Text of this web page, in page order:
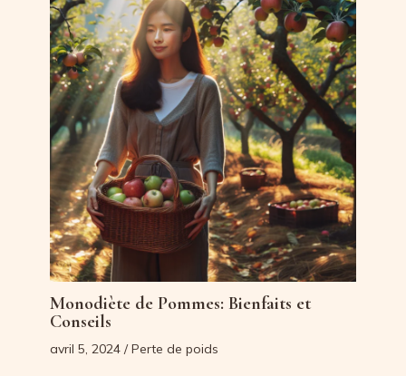
Monodiète de Pommes: Bienfaits et
Conseils
avril 5, 2024 /Perte de poids